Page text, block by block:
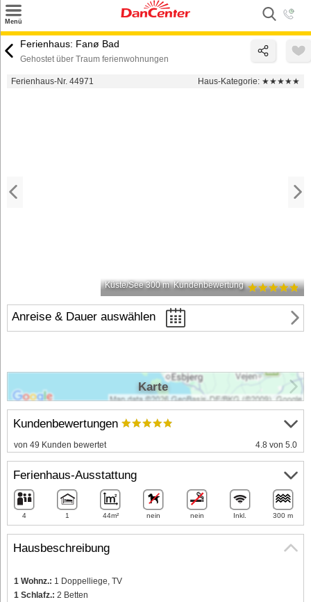
Menü
Suchen
Ferienhaus: Fanø Bad
Gehostet über Traum ferienwohnungen
Ferienhaus-Nr. 44971 Haus-Kategorie: ★★★★★
Küste/See 300 m Kundenbewertung
Anreise & Dauer auswählen
Hausbeschreibung
1 Wohnz.: 1 Doppelliege, TV
1 Schlafz.: 2 Betten
Kundenbewertungen
von 49 Kunden bewertet 4.8 von 5.0
Ferienhaus-Ausstattung
4 1 44m² nein nein Inkl. 300 m
Karte